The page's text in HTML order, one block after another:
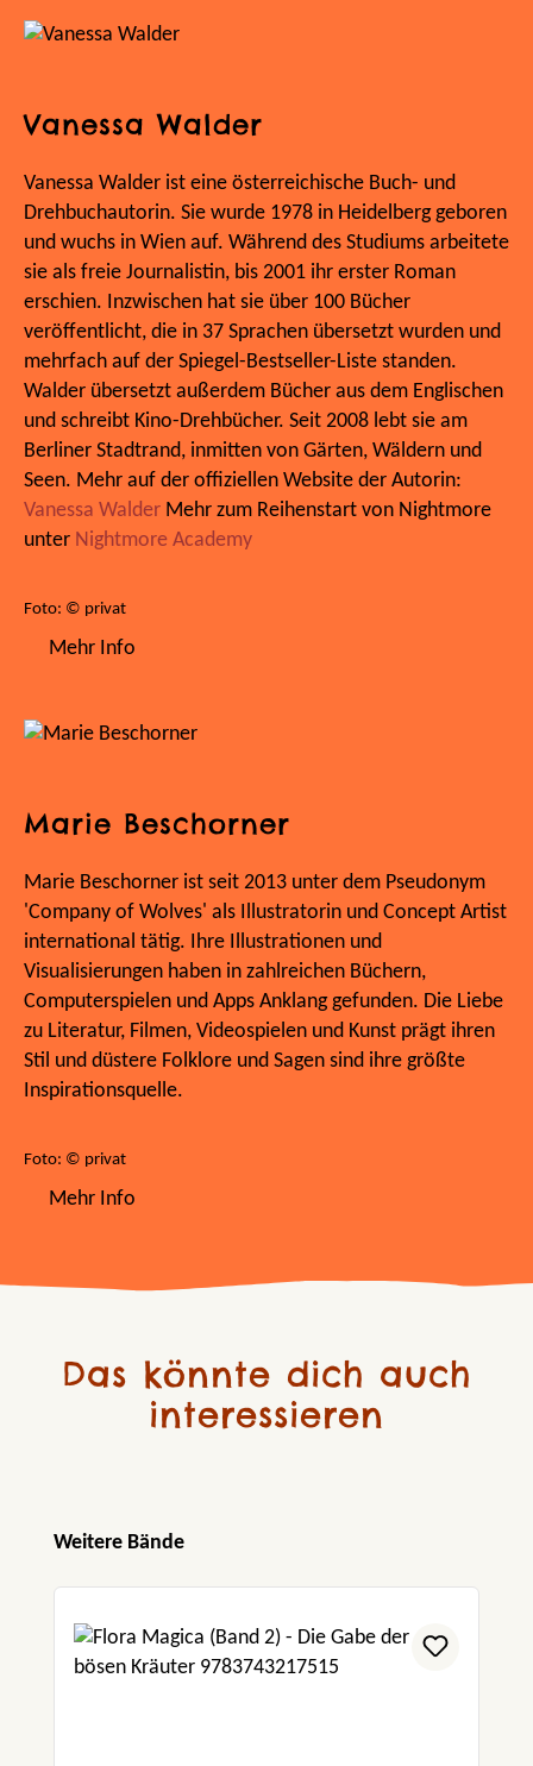
Vanessa Walder
Vanessa Walder ist eine österreichische Buch- und
Drehbuchautorin. Sie wurde 1978 in Heidelberg geboren
und wuchs in Wien auf. Während des Studiums arbeitete
sie als freie Journalistin, bis 2001 ihr erster Roman
erschien. Inzwischen hat sie über 100 Bücher
veröffentlicht, die in 37 Sprachen übersetzt wurden und
mehrfach auf der Spiegel-Bestseller-Liste standen.
Walder übersetzt außerdem Bücher aus dem Englischen
und schreibt Kino-Drehbücher. Seit 2008 lebt sie am
Berliner Stadtrand, inmitten von Gärten, Wäldern und
Seen. Mehr auf der offiziellen Website der Autorin:
Vanessa Walder Mehr zum Reihenstart von Nightmore
unter Nightmore Academy
Foto: © privat
Mehr Info
Marie Beschorner
Marie Beschorner ist seit 2013 unter dem Pseudonym
'Company of Wolves' als Illustratorin und Concept Artist
international tätig. Ihre Illustrationen und
Visualisierungen haben in zahlreichen Büchern,
Computerspielen und Apps Anklang gefunden. Die Liebe
zu Literatur, Filmen, Videospielen und Kunst prägt ihren
Stil und düstere Folklore und Sagen sind ihre größte
Inspirationsquelle.
Foto: © privat
Mehr Info
Das könnte dich auch
interessieren
Produktgalerie überspringen
Weitere Bände